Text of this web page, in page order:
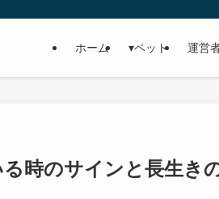
ホーム ▾ペット 運営
時のサインと長生き